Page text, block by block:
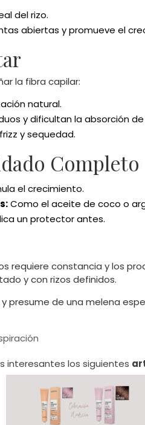
del rizo.
abiertas y promueve el
la fibra capilar:
natural.
y dificultan la absorción
y sequedad.
Completo
el crecimiento.
Como el aceite de coco o
un protector antes.
requiere constancia y los
y con rizos definidos.
presume de una melena
interesantes los siguientes